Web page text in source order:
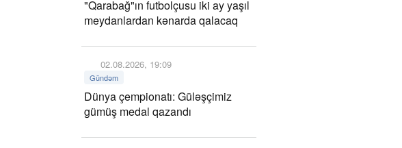
"Qarabağ"ın futbolçusu iki ay yaşıl
meydanlardan kənarda qalacaq
02.08.2026, 19:09
Gündəm
Dünya çempionatı: Güləşçimiz
gümüş medal qazandı